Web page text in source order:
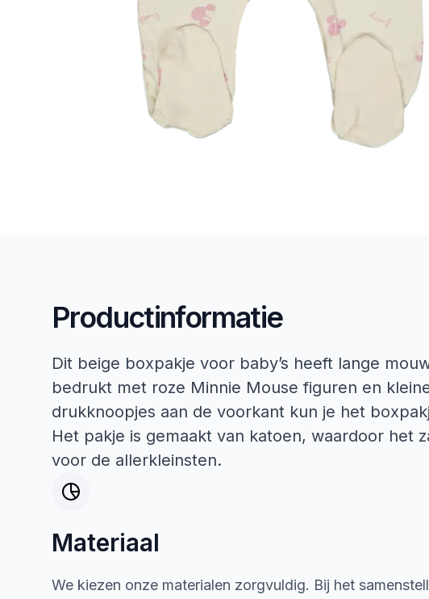
Productinformatie
Dit beige boxpakje voor baby’s heeft lange
bedrukt met roze Minnie Mouse figuren en
drukknoopjes aan de voorkant kun je het
Het pakje is gemaakt van katoen, waardoor het
voor de allerkleinsten.
Materiaal
We kiezen onze materialen zorgvuldig. Bij het